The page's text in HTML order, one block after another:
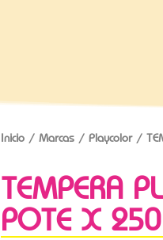
Inicio/ Marcas/ Playcolor/
TEMPERA
POTE X